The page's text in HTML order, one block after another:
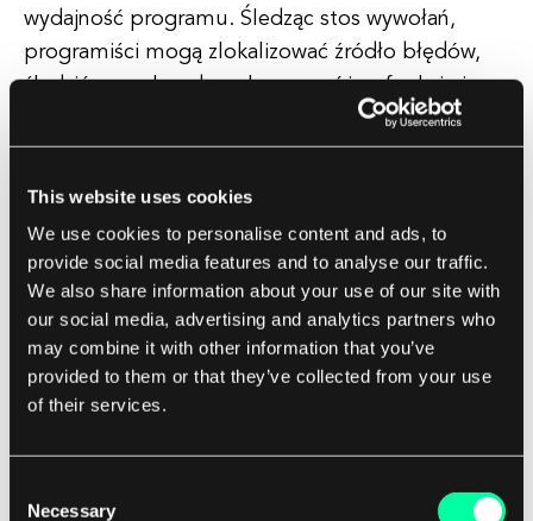
This website uses cookies
We use cookies to personalise content and ads, to
provide social media features and to analyse our traffic.
We also share information about your use of our site with
our social media, advertising and analytics partners who
may combine it with other information that you’ve
provided to them or that they’ve collected from your use
of their services.
Selection
Necessary
wydajność programu. Śledząc stos wywołań,
programiści mogą zlokalizować źródło błędów,
śledzić przepływ danych przez różne funkcje i
zoptymalizować efektywność swojego kodu.
Proces ten jest niezbędny do rozwiązywania
oprogramowania oraz zapewnienia niezawodności
i stabilności aplikacji. Podsumowując, analiza
stosu wywołań jest potężnym narzędziem dla
programistów, pozwalającym uzyskać wgląd w
wewnętrzne działanie ich programów,
identyfikować i rozwiązywać problemy oraz
optymalizować wydajność.